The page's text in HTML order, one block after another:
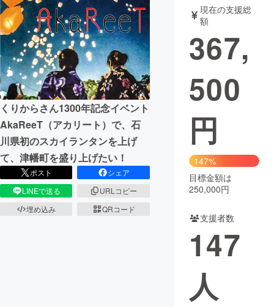
アート・写真 音楽
テクノロジー・ガジェット ゲーム・サ
映像・映画
ビジネス・起業
まちづくり・地域活性化
CAMPFIRE for Social Good CAMPFIRE Creation
CAMPFIREふるさと納税
コミュニティ
くりからさん1300年記念イベント
AkaReeT（アカリート）で、石
川県初のスカイランタンを上げ
て、津幡町を盛り上げたい！
ポスト
シェア
LINEで送る
URLコピー
埋め込み
QRコード
現在の支援総
額
367,
500
円
147%
目標金額は
250,000円
支援者数
147
人